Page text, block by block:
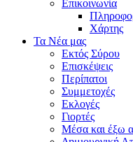
Επικοινωνία
Χάρτης
Τα Νέα μας
Εκτός Σύρου
Επισκέψεις
Περίπατοι
Συμμετοχές
Εκλογές
Γιορτές
Μέσα και έξω